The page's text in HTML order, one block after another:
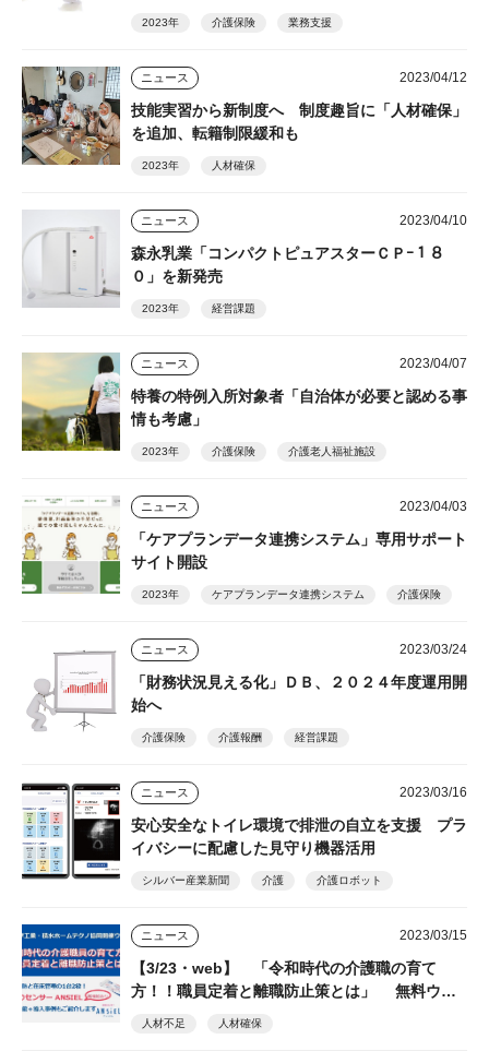
2023年 介護保険 業務支援
ニュース 2023/04/12
技能実習から新制度へ 制度趣旨に「人材確保」
を追加、転籍制限緩和も
2023年 人材確保
ニュース 2023/04/10
森永乳業「コンパクトピュアスターＣＰｰ１８
０」を新発売
2023年 経営課題
ニュース 2023/04/07
特養の特例入所対象者「自治体が必要と認める事
情も考慮」
2023年 介護保険 介護老人福祉施設
ニュース 2023/04/03
「ケアプランデータ連携システム」専用サポート
サイト開設
2023年 ケアプランデータ連携システム 介護保険
ニュース 2023/03/24
「財務状況見える化」ＤＢ、２０２４年度運用開
始へ
介護保険 介護報酬 経営課題
ニュース 2023/03/16
安心安全なトイレ環境で排泄の自立を支援 プラ
イバシーに配慮した見守り機器活用
シルバー産業新聞 介護 介護ロボット
ニュース 2023/03/15
【3/23・web】 「令和時代の介護職の育て
方！！職員定着と離職防止策とは」 無料ウェ
ビナー 見逃し配信申込受付中
人材不足 人材確保